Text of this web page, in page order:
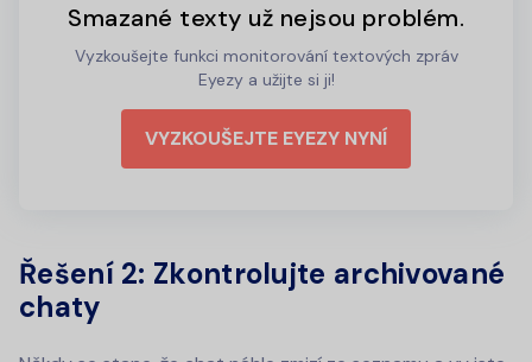
Smazané texty už nejsou problém.
Vyzkoušejte funkci monitorování textových zpráv
Eyezy a užijte si ji!
VYZKOUŠEJTE EYEZY NYNÍ
Řešení 2: Zkontrolujte archivované
chaty